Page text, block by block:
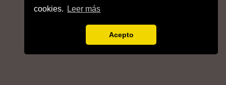
cookies.
Leer más
Acepto
Aviso legal
Política de cookies